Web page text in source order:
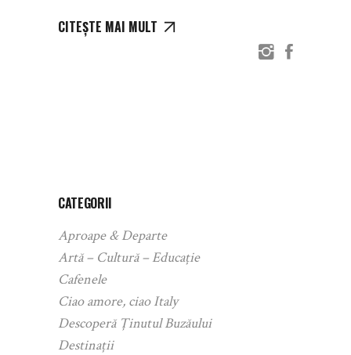
CITEȘTE MAI MULT
CATEGORII
Aproape & Departe
Artă – Cultură – Educație
Cafenele
Ciao amore, ciao Italy
Descoperă Ținutul Buzăului
Destinații